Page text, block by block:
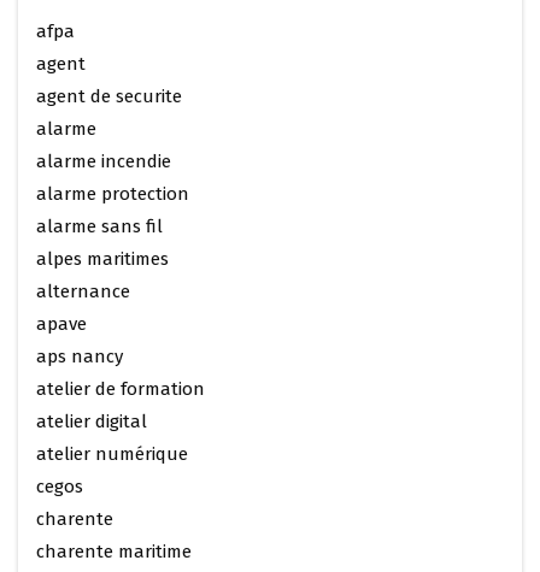
afpa
agent
agent de securite
alarme
alarme incendie
alarme protection
alarme sans fil
alpes maritimes
alternance
apave
aps nancy
atelier de formation
atelier digital
atelier numérique
cegos
charente
charente maritime